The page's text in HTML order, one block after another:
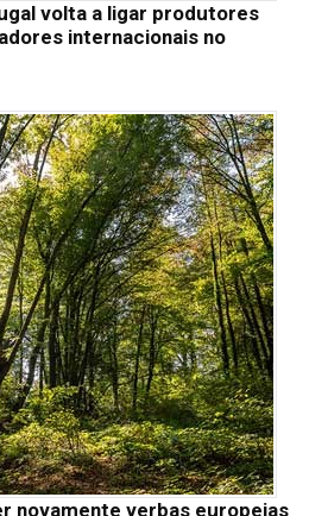
volta a ligar produtores
internacionais no
novamente verbas europeias